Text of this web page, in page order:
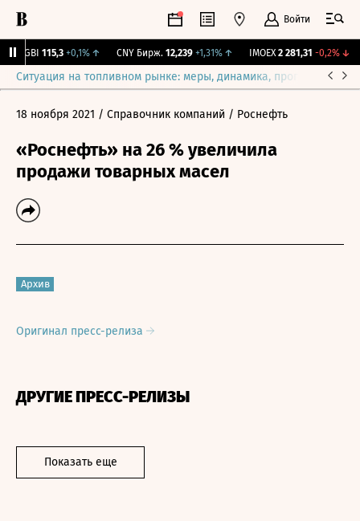
Войти
RGBI 115,3 +0,1% ↑ CNY Бирж. 12,239 +1,31% ↑ IMOEX 2 281,31 -0,2%↓
Ситуация на топливном рынке: меры, динамика, прогнозы
18 ноября 2021 / Справочник компаний / Роснефть
«Роснефть» на 26 % увеличила
продажи товарных масел
Архив
Оригинал пресс-релиза
ДРУГИЕ ПРЕСС-РЕЛИЗЫ
Показать еще